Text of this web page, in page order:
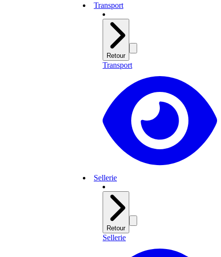
Transport
Retour
Transport
Sellerie
Retour
Sellerie